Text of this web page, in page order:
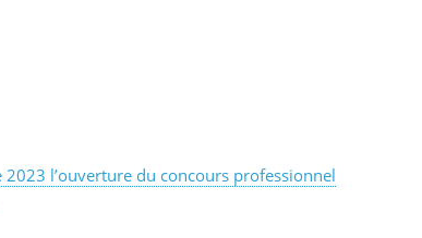
l’ouverture du concours professionnel